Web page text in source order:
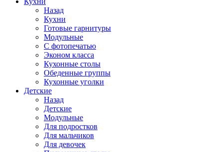
Назад
Кухни
Готовые гарнитуры
Модульные
С фотопечатью
Эконом класса
Кухонные столы
Обеденные группы
Кухонные уголки
Детские
Назад
Детские
Модульные
Для подростков
Для мальчиков
Для девочек